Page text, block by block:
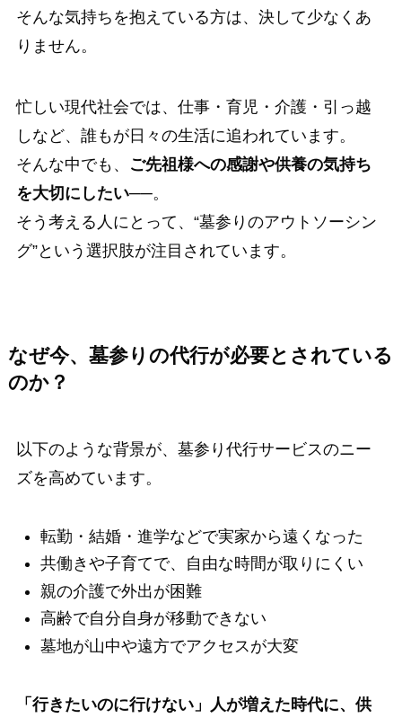
そんな気持ちを抱えている方は、決して少なくあ
りません。
忙しい現代社会では、仕事・育児・介護・引っ越
しなど、誰もが日々の生活に追われています。
そんな中でも、
ご先祖様への感謝や供養の気持ち
を大切にしたい──。
そう考える人にとって、“墓参りのアウトソーシン
グ”という選択肢が注目されています。
なぜ今、墓参りの代行が必要とされている
のか？
以下のような背景が、墓参り代行サービスのニー
ズを高めています。
転勤・結婚・進学などで実家から遠くなった
共働きや子育てで、自由な時間が取りにくい
親の介護で外出が困難
高齢で自分自身が移動できない
墓地が山中や遠方でアクセスが大変
「行きたいのに行けない」人が増えた時代に、供